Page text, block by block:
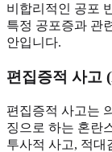
비합리적인 공포
특정 공포증과 관
안입니다.
편집증적 사고
편집증적 사고는
징으로 하는 혼란
투사적 사고, 적대